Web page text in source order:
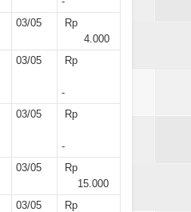
03/05
Rp
4.000
03/05 Rp
-
03/05 Rp
-
03/05
Rp
15.000
03/05
Rp